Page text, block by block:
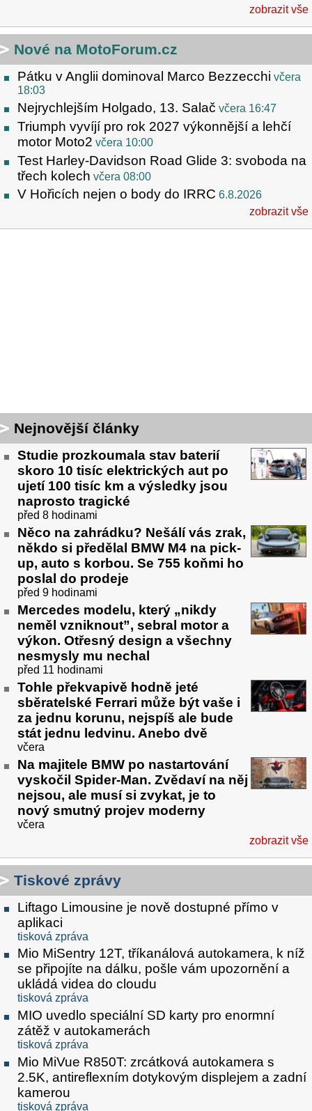
zobrazit vše
Nové na MotoForum.cz
Pátku v Anglii dominoval Marco Bezzecchi včera
18:03
Nejrychlejším Holgado, 13. Salač včera 16:47
Triumph vyvíjí pro rok 2027 výkonnější a lehčí
motor Moto2 včera 10:00
Test Harley-Davidson Road Glide 3: svoboda na
třech kolech včera 08:00
V Hořicích nejen o body do IRRC 6.8.2026
zobrazit vše
Nejnovější články
Studie prozkoumala stav baterií
skoro 10 tisíc elektrických aut po
ujetí 100 tisíc km a výsledky jsou
naprosto tragické
před 8 hodinami
Něco na zahrádku? Nešálí vás zrak,
někdo si předělal BMW M4 na pick-
up, auto s korbou. Se 755 koňmi ho
poslal do prodeje
před 9 hodinami
Mercedes modelu, který „nikdy
neměl vzniknout”, sebral motor a
výkon. Otřesný design a všechny
nesmysly mu nechal
před 11 hodinami
Tohle překvapivě hodně jeté
sběratelské Ferrari může být vaše i
za jednu korunu, nejspíš ale bude
stát jednu ledvinu. Anebo dvě
včera
Na majitele BMW po nastartování
vyskočil Spider-Man. Zvědaví na něj
nejsou, ale musí si zvykat, je to
nový smutný projev moderny
včera
zobrazit vše
Tiskové zprávy
Liftago Limousine je nově dostupné přímo v
aplikaci
tisková zpráva
Mio MiSentry 12T, tříkanálová autokamera, k níž
se připojíte na dálku, pošle vám upozornění a
ukládá videa do cloudu
tisková zpráva
MIO uvedlo speciální SD karty pro enormní
zátěž v autokamerách
tisková zpráva
Mio MiVue R850T: zrcátková autokamera s
2.5K, antireflexním dotykovým displejem a zadní
kamerou
tisková zpráva